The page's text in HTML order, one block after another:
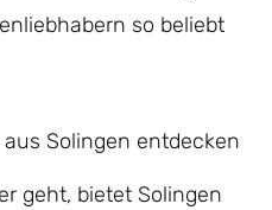
so beliebt
Solingen entdecken
geht, bietet Solingen